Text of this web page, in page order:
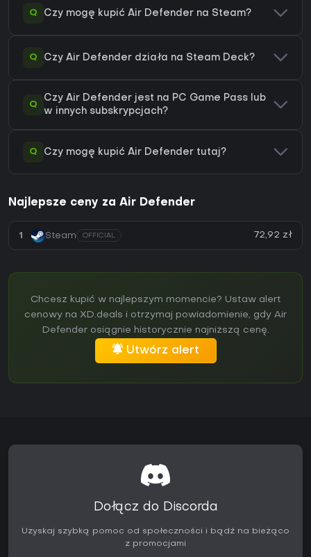
Q Czy mogę kupić Air Defender na Steam?
Q Czy Air Defender działa na Steam Deck?
Q
Czy Air Defender jest na PC Game Pass lub
w innych subskrypcjach?
Q Czy mogę kupić Air Defender tutaj?
Najlepsze ceny za Air Defender
1 Steam OFFICIAL 72,92 zł
Chcesz kupić w najlepszym momencie? Ustaw alert
cenowy na XD.deals i otrzymaj powiadomienie, gdy Air
Defender osiągnie historycznie najniższą cenę.
Utwórz alert
Dołącz do Discorda
Uzyskaj szybką pomoc od społeczności i bądź na bieżąco
z promocjami